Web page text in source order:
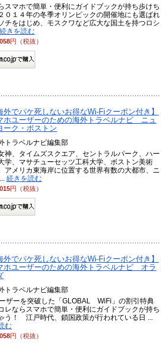
スマホで簡単・便利にガイドブックが持ち歩けち
０１４年の冬季オリンピックの開催地にも選ばれ
チをはじめ、モスクワなど広大な国土を持つロシ
続きを読む
円（税抜）
外でパケ死しないお得なWi-Fiクーポン付き】
ホユーザーのための海外トラベルナビ ニュ
ーク・ボストン
トラベルナビ編集部
神、タイムズスクエア、セントラルパーク、ハー
学、マサチューセッツ工科大学、ボストン美術
メリカ東海岸に位置する世界有数の大都市、ニ
続きを読む
円（税抜）
外でパケ死しないお得なWi-Fiクーポン付き】
ホユーザーのための海外トラベルナビ オラ
トラベルナビ編集部
ザーを突破した「GLOBAL WiFi」の割引特典
レならスマホで簡単・便利にガイドブックが持ち
う！ 江戸時代、鎖国政策が行われている日 ...
む
円（税抜）